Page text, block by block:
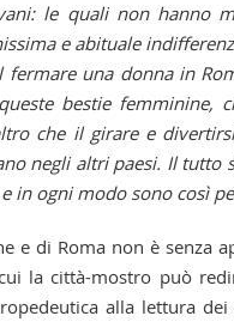
le quali non hanno
e abituale
una donna in
bestie
che il girare e
negli altri paesi. Il tutto
in ogni modo sono così
e di Roma non è senza
cui la città-mostro può
alla lettura